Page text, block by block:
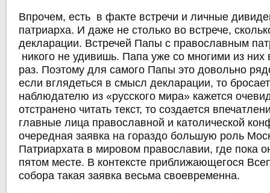
Впрочем, есть в факте встречи и личные
патриарха. И даже не столько во встрече,
декларации. Встречей Папы с православным
никого не удивишь. Папа уже со многими из них
раз. Поэтому для самого Папы это довольно
если вглядеться в смысл декларации, то
наблюдателю из «русского мира» кажется
отстранено читать текст, то создается
главные лица православной и католической
очередная заявка на гораздо большую роль
Патриархата в мировом православии, где пока
пятом месте. В контексте приближающегося
собора такая заявка весьма своевременна.